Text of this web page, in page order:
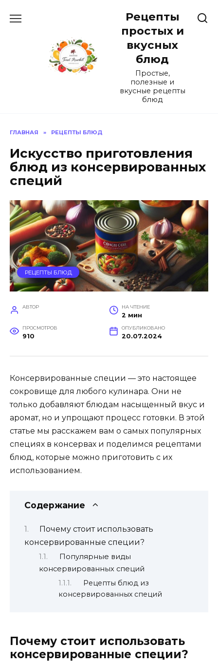
Рецепты
простых и
вкусных
блюд
Простые,
полезные и
вкусные рецепты
блюд
ГЛАВНАЯ » РЕЦЕПТЫ БЛЮД
Искусство приготовления
блюд из консервированных
специй
РЕЦЕПТЫ БЛЮД
АВТОР НА ЧТЕНИЕ
2 мин
ПРОСМОТРОВ
910
ОПУБЛИКОВАНО
20.07.2024
Консервированные специи — это настоящее
сокровище для любого кулинара. Они не
только добавляют блюдам насыщенный вкус и
аромат, но и упрощают процесс готовки. В этой
статье мы расскажем вам о самых популярных
специях в консервах и поделимся рецептами
блюд, которые можно приготовить с их
использованием.
Содержание
Почему стоит использовать
консервированные специи?
Популярные виды
консервированных специй
Рецепты блюд из
консервированных специй
Почему стоит использовать
консервированные специи?